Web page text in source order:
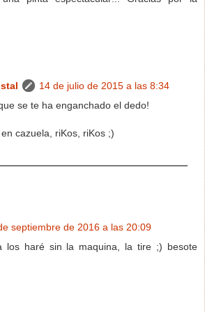
14 de julio de 2015 a las 8:34
se te ha enganchado el dedo!
cazuela, riKos, riKos ;)
septiembre de 2016 a las 20:09
los haré sin la maquina, la tire ;) besote